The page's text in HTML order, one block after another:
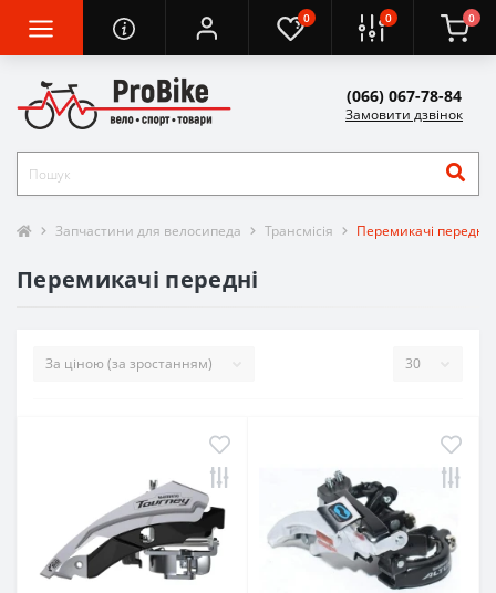
0 0 0
(066) 067-78-84
Замовити дзвінок
Запчастини для велосипеда Трансмісія Перемикачі передні
Перемикачі передні